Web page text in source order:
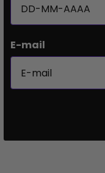
E-mail